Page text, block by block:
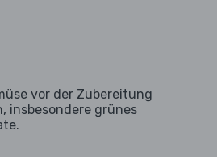
vor der Zubereitung
insbesondere grünes